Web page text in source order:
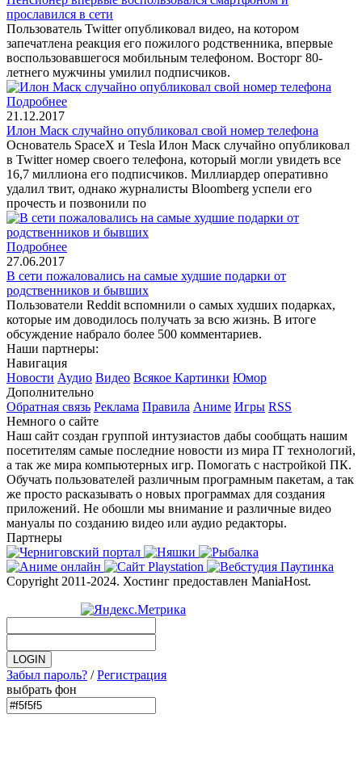
прославился в сети
Пользователь Twitter опубликовал видео, на котором
запечатлена реакция его пожилого родственника, впервые
воспользовавшегося мобильным телефоном. Восторг 80-
летнего мужчины умилил подписчиков.
Подробнее
21.12.2017
Илон Маск случайно опубликовал свой номер телефона
Основатель SpaceX и Tesla Илон Маск случайно опубликовал
в Twitter номер своего телефона, который могли увидеть все
16,7 миллиона его подписчиков. Миллиардер оперативно
удалил твит, однако журналисты Bloomberg успели его
прочесть и позвонили по
Подробнее
27.06.2017
В сети пожаловались на самые худшие подарки от
родственников и бывших
Пользователи Reddit вспомнили о самых худших подарках,
которые им доводилось получать за всю жизнь. В итоге
обсуждение набрало более 500 комментариев.
Наши партнеры:
Навигация
Новости Аудио Видео Всякое Картинки Юмор
Дополнительно
Обратная связь Реклама Правила Аниме Игры RSS
Немного о сайте
Наш сайт создан группой интузиастов дабы сообщать нашим
посетителям самые последние новости из мира IT технологий,
а так же мира компьютерных игр. Помогать с настройкой ПК.
Обучать пользователей различным програмным пакетам, а так
же просто расказывать о новых программах для создания
приложений. Не обошли мы внимание и различные видео
мануалы по созданию видео или аудио редакторы.
Партнеры
Copyright 2011-2024. Хостинг предоставлен ManiaHost.
Забыл пароль? /Регистрация
выбрать фон